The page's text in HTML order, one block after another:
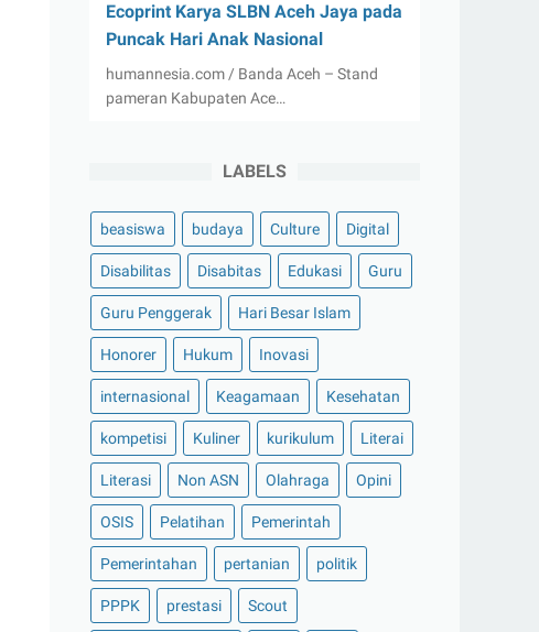
Ecoprint Karya SLBN Aceh Jaya pada
Puncak Hari Anak Nasional
humannesia.com / Banda Aceh – Stand
pameran Kabupaten Ace…
LABELS
beasiswa budaya Culture Digital
Disabilitas Disabitas Edukasi Guru
Guru Penggerak Hari Besar Islam
Honorer Hukum Inovasi
internasional Keagamaan Kesehatan
kompetisi Kuliner kurikulum Literai
Literasi Non ASN Olahraga Opini
OSIS Pelatihan Pemerintah
Pemerintahan pertanian politik
PPPK prestasi Scout